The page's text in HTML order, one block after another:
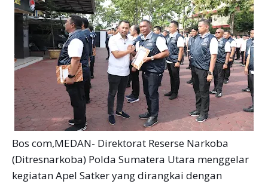
Bos com,MEDAN- Direktorat Reserse Narkoba
(Ditresnarkoba) Polda Sumatera Utara menggelar
kegiatan Apel Satker yang dirangkai dengan